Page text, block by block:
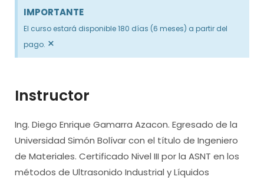
IMPORTANTE
El curso estará disponible 180 días (6 meses) a partir del
pago. ×
Instructor
Ing. Diego Enrique Gamarra Azacon. Egresado de la
Universidad Simón Bolívar con el título de Ingeniero
de Materiales. Certificado Nivel III por la ASNT en los
métodos de Ultrasonido Industrial y Líquidos